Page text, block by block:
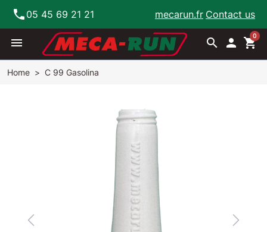
phone 05 45 69 21 21 mecarun.fr Contact us
menu search  shopping_cart
0
Home C 99 Gasolina
Previous Next